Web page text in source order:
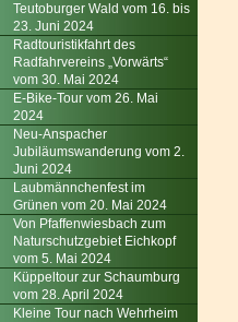
Teutoburger Wald vom 16. bis
23. Juni 2024
Radtouristikfahrt des
Radfahrvereins „Vorwärts“
vom 30. Mai 2024
E-Bike-Tour vom 26. Mai
2024
Neu-Anspacher
Jubiläumswanderung vom 2.
Juni 2024
Laubmännchenfest im
Grünen vom 20. Mai 2024
Von Pfaffenwiesbach zum
Naturschutzgebiet Eichkopf
vom 5. Mai 2024
Küppeltour zur Schaumburg
vom 28. April 2024
Kleine Tour nach Wehrheim